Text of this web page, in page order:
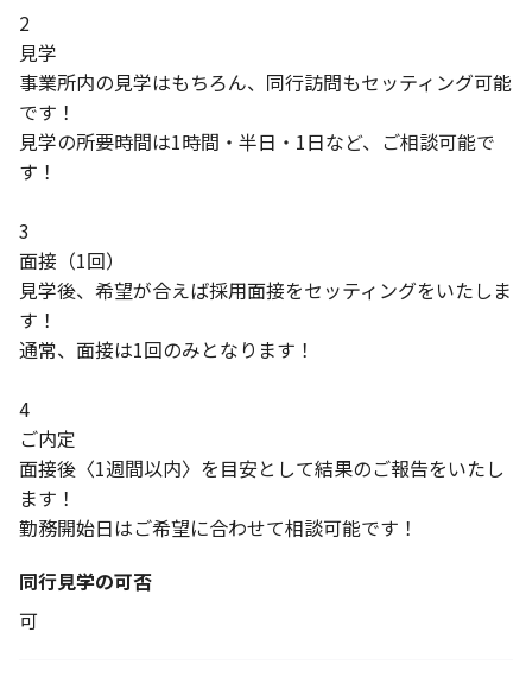
2
見学
事業所内の見学はもちろん、同行訪問もセッティング可能
です！
見学の所要時間は1時間・半日・1日など、ご相談可能で
す！
3
面接（1回）
見学後、希望が合えば採用面接をセッティングをいたしま
す！
通常、面接は1回のみとなります！
4
ご内定
面接後〈1週間以内〉を目安として結果のご報告をいたし
ます！
勤務開始日はご希望に合わせて相談可能です！
同行見学の可否
可